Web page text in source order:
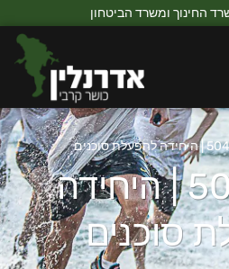
החינוך ומשרד הביטחון
יחידת 504 | היחידה
סוכנים